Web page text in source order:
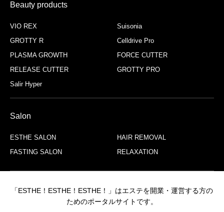
Beauty products
VIO REX
Suisonia
GROTTY R
Celldrive Pro
PLASMA GROWTH
FORCE CUTTER
RELEASE CUTTER
GROTTY PRO
Salir Hyper
Salon
ESTHE SALON
HAIR REMOVAL
FASTING SALON
RELAXATION
「ESTHE！ESTHE！ESTHE！」はエステを開業・運営する方の
ためのポータルサイトです。